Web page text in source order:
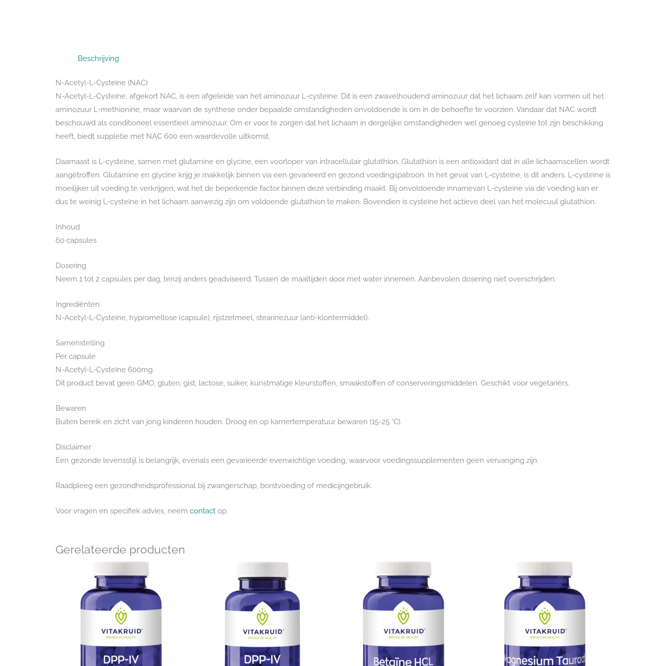
Beschrijving
N-Acetyl-L-Cysteïne (NAC)
N-Acetyl-L-Cysteïne, afgekort NAC, is een afgeleide van het aminozuur L-cysteïne. Dit is een zwavelhoudend aminozuur dat het lichaam zelf kan vormen uit het
aminozuur L-methionine, maar waarvan de synthese onder bepaalde omstandigheden onvoldoende is om in de behoefte te voorzien. Vandaar dat NAC wordt
beschouwd als conditioneel essentieel aminozuur. Om er voor te zorgen dat het lichaam in dergelijke omstandigheden wel genoeg cysteïne tot zijn beschikking
heeft, biedt suppletie met NAC 600 een waardevolle uitkomst.
Daarnaast is L-cysteïne, samen met glutamine en glycine, een voorloper van intracellulair glutathion. Glutathion is een antioxidant dat in alle lichaamscellen wordt
aangetroffen. Glutamine en glycine krijg je makkelijk binnen via een gevarieerd en gezond voedingspatroon. In het geval van L-cysteïne, is dit anders. L-cysteïne is
moeilijker uit voeding te verkrijgen, wat het de beperkende factor binnen deze verbinding maakt. Bij onvoldoende innamevan L-cysteïne via de voeding kan er
dus te weinig L-cysteïne in het lichaam aanwezig zijn om voldoende glutathion te maken. Bovendien is cysteïne het actieve deel van het molecuul glutathion.
Inhoud
60 capsules
Dosering
Neem 1 tot 2 capsules per dag, tenzij anders geadviseerd. Tussen de maaltijden door met water innemen. Aanbevolen dosering niet overschrijden.
Ingrediënten
N-Acetyl-L-Cysteïne, hypromellose (capsule), rijstzetmeel, stearinezuur (anti-klontermiddel).
Samenstelling
Per capsule
N-Acetyl-L-Cysteïne 600mg.
Dit product bevat geen GMO, gluten, gist, lactose, suiker, kunstmatige kleurstoffen, smaakstoffen of conserveringsmiddelen. Geschikt voor vegetariërs.
Bewaren
Buiten bereik en zicht van jong kinderen houden. Droog en op kamertemperatuur bewaren (15-25 °C).
Disclaimer
Een gezonde levensstijl is belangrijk, evenals een gevarieerde evenwichtige voeding, waarvoor voedingssupplementen geen vervanging zijn.
Raadpleeg een gezondheidsprofessional bij zwangerschap, borstvoeding of medicijngebruik.
Voor vragen en specifiek advies, neem contact op.
Gerelateerde producten